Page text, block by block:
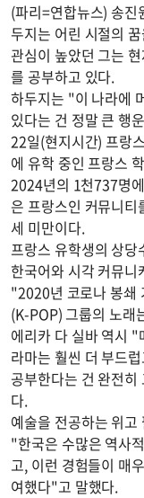
(파리=연합뉴스) 송
두지는 어린 시절의
관심이 높았던 그는
를 공부하고 있다.
하두지는 "이 나라에
있다는 건 정말 큰 행
22일(현지시간) 프랑
에 유학 중인 프랑스
2024년의 1천737명
은 프랑스인 커뮤니
세 미만이다.
프랑스 유학생의 상
한국어와 시각 커뮤
"2020년 코로나 봉쇄
(K-POP) 그룹의 노래
에리카 다 실바 역시
라마는 훨씬 더 부드
공부한다는 건 완전
다.
예술을 전공하는 위
"한국은 수많은 역사
고, 이런 경험들이 매
여했다"고 말했다.